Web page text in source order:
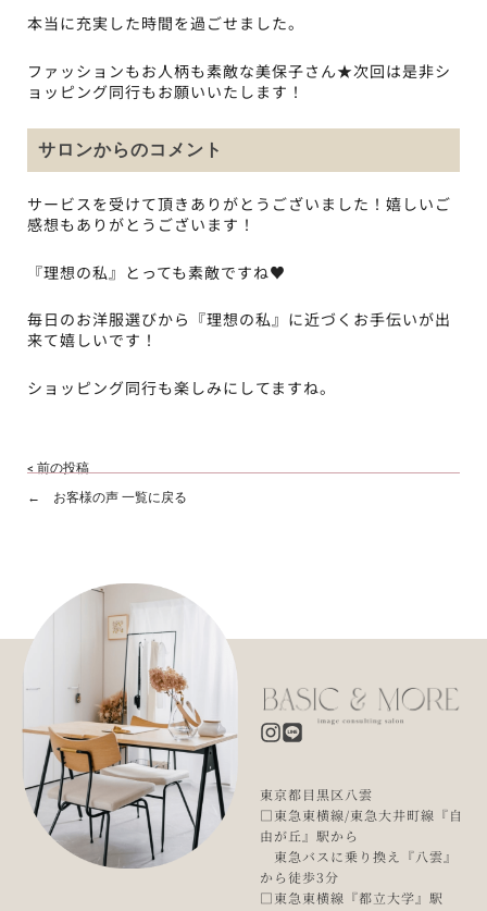
本当に充実した時間を過ごせました。
ファッションもお人柄も素敵な美保子さん★次回は是非シ
ョッピング同行もお願いいたします！
サロンからのコメント
サービスを受けて頂きありがとうございました！嬉しいご
感想もありがとうございます！
『理想の私』とっても素敵ですね♥
毎日のお洋服選びから『理想の私』に近づくお手伝いが出
来て嬉しいです！
ショッピング同行も楽しみにしてますね。
< 前の投稿
← お客様の声 一覧に戻る
東京都目黒区八雲
□東急東横線/東急大井町線『自
由が丘』駅から
東急バスに乗り換え『八雲』
から徒歩3分
□東急東横線『都立大学』駅